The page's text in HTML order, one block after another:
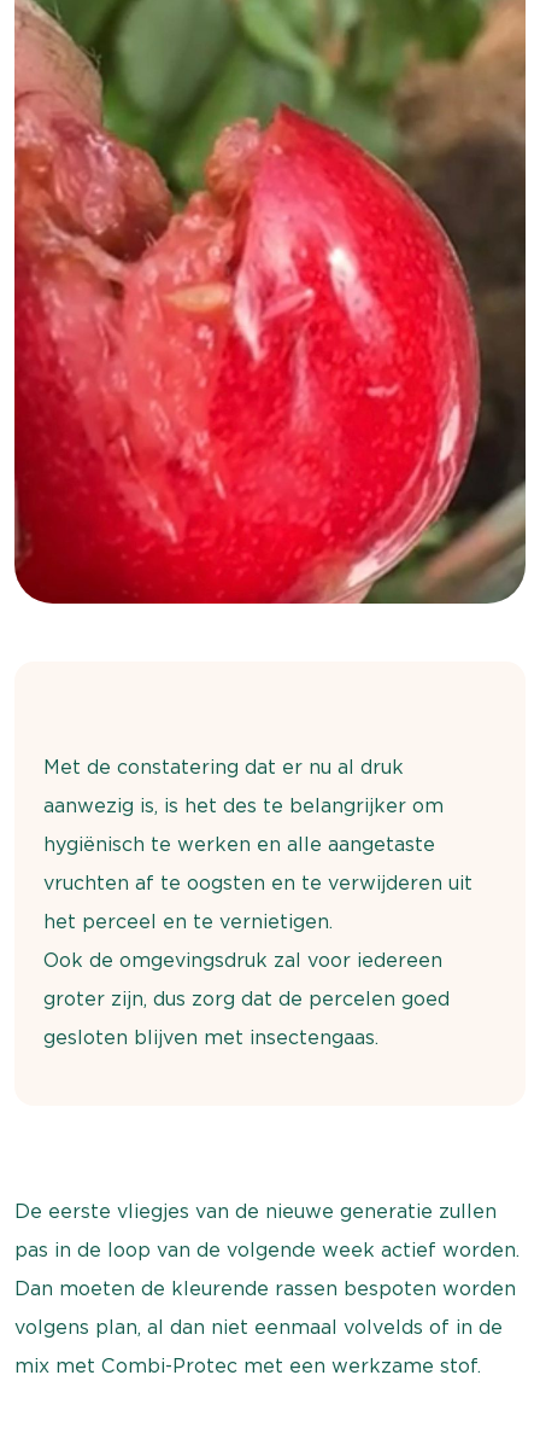
Met de constatering dat er nu al druk
aanwezig is, is het des te belangrijker om
hygiënisch te werken en alle aangetaste
vruchten af te oogsten en te verwijderen uit
het perceel en te vernietigen.
Ook de omgevingsdruk zal voor iedereen
groter zijn, dus zorg dat de percelen goed
gesloten blijven met insectengaas.
De eerste vliegjes van de nieuwe generatie zullen
pas in de loop van de volgende week actief worden.
Dan moeten de kleurende rassen bespoten worden
volgens plan, al dan niet eenmaal volvelds of in de
mix met Combi-Protec met een werkzame stof.